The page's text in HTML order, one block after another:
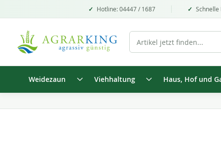
Hotline: 04447 / 1687
Weidezaun Viehhaltung Haus, Hof und